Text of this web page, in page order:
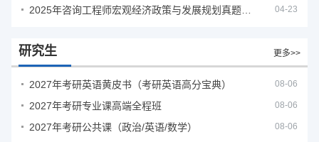
04-23
研究生 更多>>
2027年考研英语黄皮书（考研英语高分宝典） 08-06
2027年考研专业课高端全程班 08-06
2027年考研公共课（政治/英语/数学） 08-06